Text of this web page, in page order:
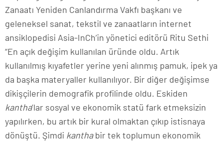
Zanaatı Yeniden Canlandırma Vakfı başkanı ve
geleneksel sanat, tekstil ve zanaatların internet
ansiklopedisi Asia-InCh’in yönetici editörü Ritu Sethi
“En açık değişim kullanılan üründe oldu. Artık
kullanılmış kıyafetler yerine yeni alınmış pamuk, ipek ya
da başka materyaller kullanılıyor. Bir diğer değişimse
dikişçilerin demografik profilinde oldu. Eskiden
kantha’lar sosyal ve ekonomik statü fark etmeksizin
yapılırken, bu artık bir kural olmaktan çıkıp istisnaya
dönüştü. Şimdi kanthabir tek toplumun ekonomik